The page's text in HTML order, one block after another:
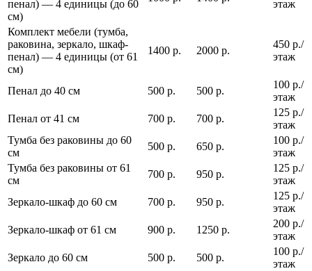
пенал) — 4 единицы (до 60
см)
этаж
Комплект мебели (тумба,
раковина, зеркало, шкаф-
пенал) — 4 единицы (от 61
см)
1400 р. 2000 р.
450 р./
этаж
Пенал до 40 см 500 р. 500 р.
100 р./
этаж
Пенал от 41 см
700 р. 700 р.
125 р./
этаж
Тумба без раковины до 60
см
500 р. 650 р.
100 р./
этаж
Тумба без раковины от 61
см
700 р. 950 р.
125 р./
этаж
Зеркало-шкаф до 60 см
700 р. 950 р.
125 р./
этаж
Зеркало-шкаф от 61 см
900 р. 1250 р.
200 р./
этаж
Зеркало до 60 см
500 р. 500 р.
100 р./
этаж